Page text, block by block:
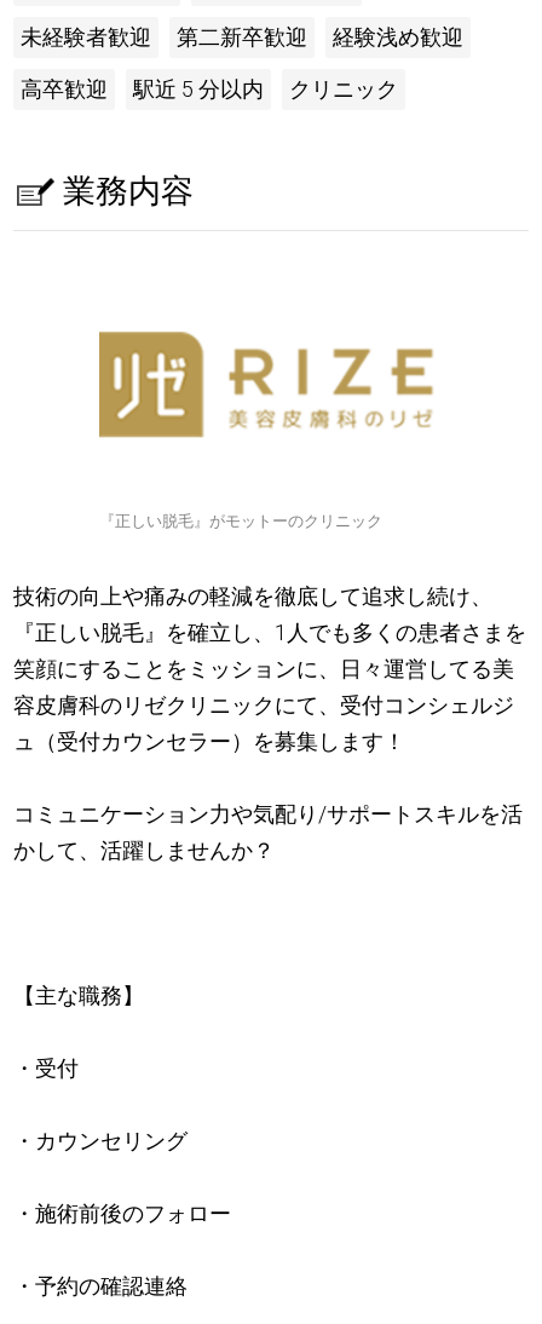
未経験者歓迎 第二新卒歓迎 経験浅め歓迎
高卒歓迎 駅近 5 分以内 クリニック
業務内容
『正しい脱毛』がモットーのクリニック
技術の向上や痛みの軽減を徹底して追求し続け、
『正しい脱毛』を確立し、1人でも多くの患者さまを
笑顔にすることをミッションに、日々運営してる美
容皮膚科のリゼクリニックにて、受付コンシェルジ
ュ（受付カウンセラー）を募集します！
コミュニケーション力や気配り/サポートスキルを活
かして、活躍しませんか？
【主な職務】
・受付
・カウンセリング
・施術前後のフォロー
・予約の確認連絡